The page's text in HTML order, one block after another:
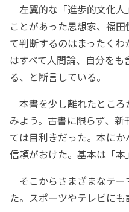
左翼的な「進歩的文化人
ことがあった思想家、福
て判断するのはまったく
はすべて人間論、自分を
る、と断言している。
本書を少し離れたところ
みよう。古書に限らず、
ては目利きだった。本に
信頼がおけた。基本は「本
そこからさまざまなテー
た。スポーツやテレビにも